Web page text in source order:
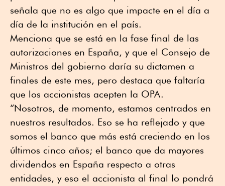
señala que no es algo que impacte en el día a
día de la institución en el país.
Menciona que se está en la fase final de las
autorizaciones en España, y que el Consejo de
Ministros del gobierno daría su dictamen a
finales de este mes, pero destaca que faltaría
que los accionistas acepten la OPA.
“Nosotros, de momento, estamos centrados en
nuestros resultados. Eso se ha reflejado y que
somos el banco que más está creciendo en los
últimos cinco años; el banco que da mayores
dividendos en España respecto a otras
entidades, y eso el accionista al final lo pondrá